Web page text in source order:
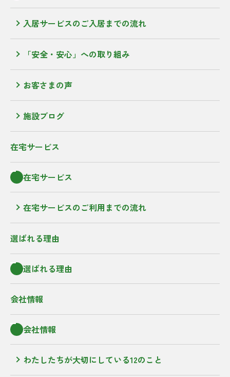
入居サービスのご入居までの流れ
「安全・安心」への取り組み
お客さまの声
施設ブログ
在宅サービス
在宅サービス
在宅サービスのご利用までの流れ
選ばれる理由
選ばれる理由
会社情報
会社情報
わたしたちが大切にしている12のこと